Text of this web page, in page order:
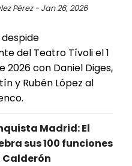
Pérez - Jan 26, 2026
despide
del Teatro Tívoli el 1
2026 con Daniel Diges,
y Rubén López al
Madrid: El
sus 100 funciones
Calderón